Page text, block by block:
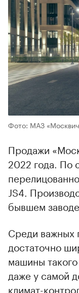
Фото: МАЗ
Продажи
2022 года. По
JS4.
бывшем
Среди важных
достаточно
машины
даже у самой
климат-